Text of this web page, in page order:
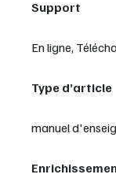
Support
En ligne,
Type d’article
manuel